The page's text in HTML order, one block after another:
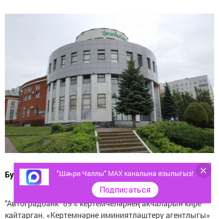
Бу якынча 249 млн сум тирәсе.
"Автоградбанк" 89% кертемчеләрнең акчаларын кире
кайтарган. «Кертемнәрне иминиятләштерү агентлыгы»
"Шәһри Чаллы" MAX каналына язылыгыз!
Подписаться